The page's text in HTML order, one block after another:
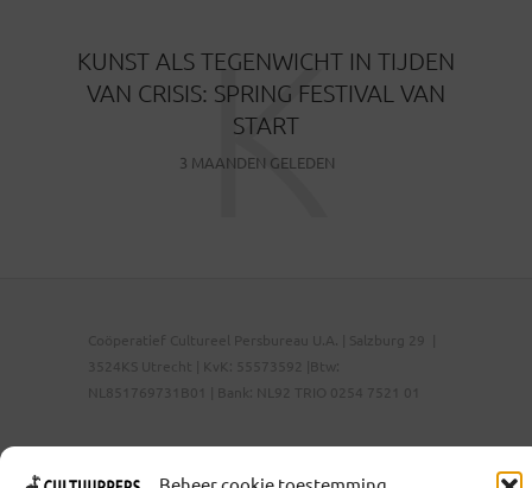
Beheer cookie toestemming
KUNST ALS TEGENWICHT IN TIJDEN
VAN CRISIS: SPRING FESTIVAL VAN
START
3 MAANDEN GELEDEN
K